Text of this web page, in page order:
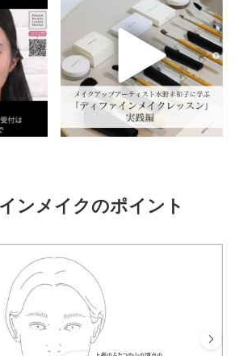
ンメイクのポイント